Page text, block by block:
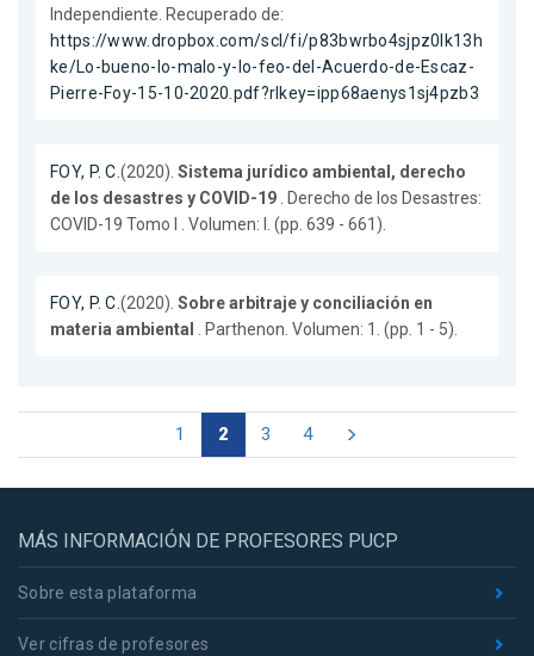
Independiente. Recuperado de:
https://www.dropbox.com/scl/fi/p83bwrbo4sjpz0lk13h
ke/Lo-bueno-lo-malo-y-lo-feo-del-Acuerdo-de-Escaz-
Pierre-Foy-15-10-2020.pdf?rlkey=ipp68aenys1sj4pzb3
FOY, P. C.(2020). Sistema jurídico ambiental, derecho
de los desastres y COVID-19 . Derecho de los Desastres:
COVID-19 Tomo I . Volumen: I. (pp. 639 - 661).
FOY, P. C.(2020). Sobre arbitraje y conciliación en
materia ambiental . Parthenon. Volumen: 1. (pp. 1 - 5).
1 2 3 4
MÁS INFORMACIÓN DE PROFESORES PUCP
Sobre esta plataforma
Ver cifras de profesores